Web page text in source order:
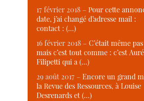
17 février 2018 –Pour cette
date, j’ai changé d’adresse mail :
contact : (…)
16 février 2018 –C’était même
mais c’est tout comme : c’est
Filipetti qui a (…)
29 août 2017 –Encore un grand
la Revue des Ressources, à Louise
Desrenards et (…)